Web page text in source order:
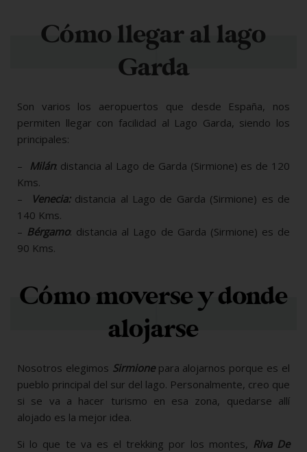
Cómo llegar al lago
Garda
Son varios los aeropuertos que desde España, nos
permiten llegar con facilidad al Lago Garda, siendo los
principales:
–
Milán: distancia al Lago de Garda (Sirmione) es de 120
Kms.
–
Venecia: distancia al Lago de Garda (Sirmione) es de
140 Kms.
– Bérgamo: distancia al Lago de Garda (Sirmione) es de
90 Kms.
Cómo moverse y donde
alojarse
Nosotros elegimos Sirmione para alojarnos porque es el
pueblo principal del sur del lago. Personalmente, creo que
si se va a hacer turismo en esa zona, quedarse allí
alojado es la mejor idea.
Si lo que te va es el trekking por los montes, Riva De